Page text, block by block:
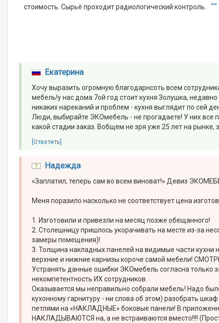
стоимость. Сырьё проходит радиологический контроль.
Екатерина
Хочу выразить огромную благодарнсоть всем
мебель!у нас дома 7ой год стоит кухня Золушка,
никаких нареканий и проблем - кухня выглядит по сей
Люди, выбирайте ЭКОмебель - не прогадаете! У них все
какой стадии заказ. Вобщем не зря уже 25 лет на рынке,
[Ответить]
Надежда
«Заплатил, теперь сам во всем виноват!» Девиз
Меня поразило насколько не соответствует цена
1. Изготовили и привезли на месяц позже обещанного!
2. Столешницу пришлось укорачивать на месте из-за
замеры помещения)!
3. Толщина накладных панелей на видимые части кухни
верхние и нижние карнизы короче самой мебели!
Устранять данные ошибки ЭКОмебель согласна только
некомпетентность ИХ сотрудников.
Оказывается мы неправильно собрали мебель! Надо
кухонному гарнитуру - ни слова об этом) разобрать
петлями на «НАКЛАДНЫЕ» боковые панели! В
НАКЛАДЫВАЮТСЯ на, а не встраиваются вместо!!!!